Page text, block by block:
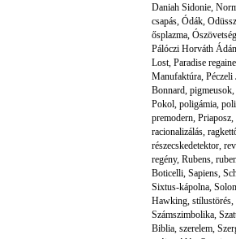
Daniah Sidonie,
csapás, Ódák,
ősplazma, Ószövetség
Pálóczi Horváth
Lost, Paradise
Manufaktúra, Péczeli
Bonnard, pigmeusok,
Pokol, poligámia,
premodern, Priaposz,
racionalizálás,
részecskedetektor,
regény, Rubens,
Boticelli, Sapiens,
Sixtus-kápolna,
Hawking, stílustörés,
Számszimbolika,
Biblia, szerelem,